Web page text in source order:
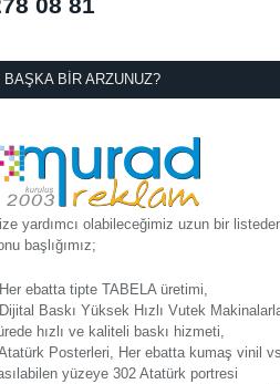
BAŞKA BIR ARZUNUZ?
yardımcı olabileceğimiz uzun bir
başlığımız;
ebatta tipte TABELA üretimi,
Baskı Yüksek Hızlı Vutek
hızlı ve kaliteli baskı hizmeti,
Posterleri, Her ebatta kumaş vinil
yüzeye 302 Atatürk portresi